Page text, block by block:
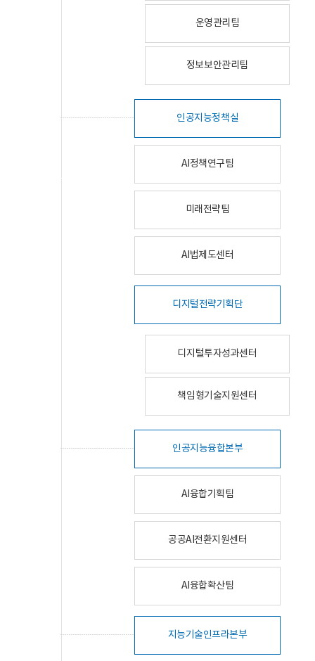
운영관리팀
정보보안관리팀
인공지능정책실
AI정책연구팀
미래전략팀
AI법제도센터
디지털전략기획단
디지털투자성과센터
책임형기술지원센터
인공지능융합본부
AI융합기획팀
공공AI전환지원센터
AI융합확산팀
지능기술인프라본부